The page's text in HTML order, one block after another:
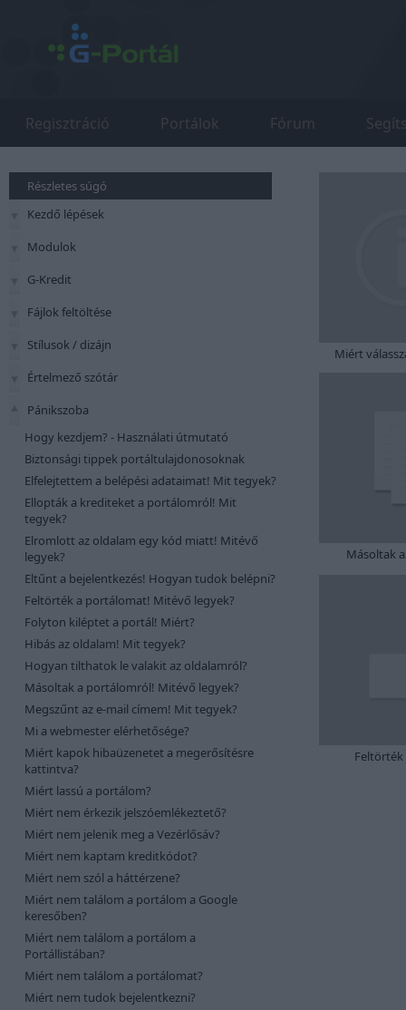
Regisztráció Portálok Fórum
Részletes súgó
Kezdő lépések
Modulok
G-Kredit
Fájlok feltöltése
Stílusok / dizájn
Értelmező szótár
Pánikszoba
Hogy kezdjem? - Használati útmutató
Biztonsági tippek portáltulajdonosoknak
Elfelejtettem a belépési adataimat! Mit tegyek?
Ellopták a krediteket a portálomról! Mit
tegyek?
Elromlott az oldalam egy kód miatt! Mitévő
legyek?
Eltűnt a bejelentkezés! Hogyan tudok belépni?
Feltörték a portálomat! Mitévő legyek?
Folyton kiléptet a portál! Miért?
Hibás az oldalam! Mit tegyek?
Hogyan tilthatok le valakit az oldalamról?
Másoltak a portálomról! Mitévő legyek?
Megszűnt az e-mail címem! Mit tegyek?
Mi a webmester elérhetősége?
Miért kapok hibaüzenetet a megerősítésre
kattintva?
Miért lassú a portálom?
Miért nem érkezik jelszóemlékeztető?
Miért nem jelenik meg a Vezérlősáv?
Miért nem kaptam kreditkódot?
Miért nem szól a háttérzene?
Miért nem találom a portálom a Google
keresőben?
Miért nem találom a portálom a
Portállistában?
Miért nem találom a portálomat?
Miért nem tudok bejelentkezni?
Miért
Másoltak
Feltörték